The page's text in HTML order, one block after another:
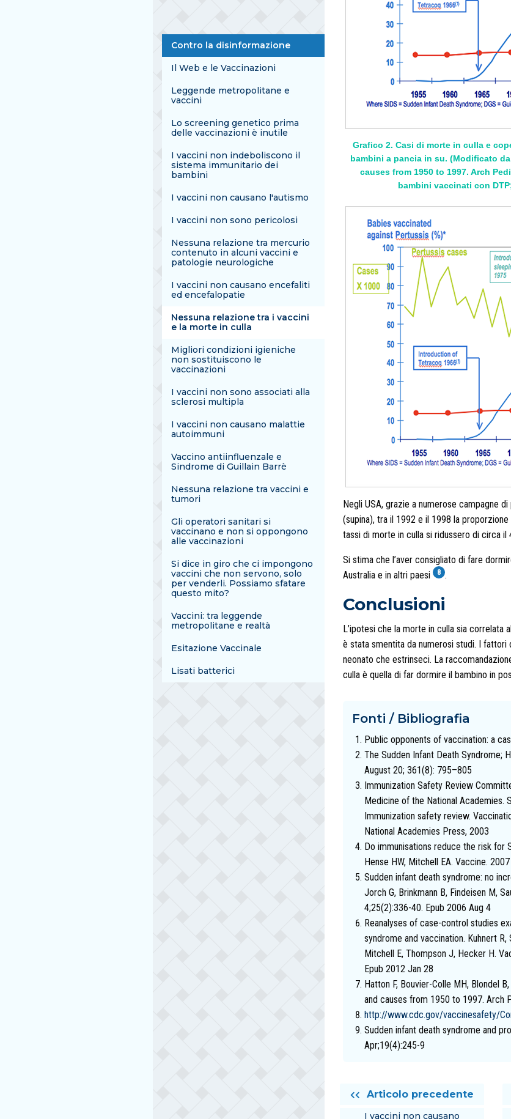
Grafico 2. Casi di morte in culla e
bambini a pancia in su. (Modificato
causes from 1950 to 1997. Arch
bambini vaccinati con
Negli USA, grazie a numerose campagne
(supina), tra il 1992 e il 1998 la
tassi di morte in culla si ridussero di circa il
Si stima che l’aver consigliato di fare
Australia e in altri paesi
8 .
Conclusioni
L’ipotesi che la morte in culla sia
è stata smentita da numerosi studi. I fattori
neonato che estrinseci. La
culla è quella di far dormire il bambino in
Fonti / Bibliografia
Public opponents of vaccination: a
The Sudden Infant Death Syndrome;
August 20; 361(8): 795–805
Immunization Safety Review
Medicine of the National Academies.
Immunization safety review.
National Academies Press, 2003
Do immunisations reduce the risk for
Hense HW, Mitchell EA. Vaccine.
Sudden infant death syndrome: no
Jorch G, Brinkmann B, Findeisen M,
4;25(2):336-40. Epub 2006 Aug 4
Reanalyses of case-control studies
syndrome and vaccination. Kuhnert
Mitchell E, Thompson J, Hecker H.
Epub 2012 Jan 28
Hatton F, Bouvier-Colle MH, Blondel
and causes from 1950 to 1997. Arch
http://www.cdc.gov/vaccinesafety/
Sudden infant death syndrome and
Apr;19(4):245-9
Articolo precedente
I vaccini non causano
Contro la disinformazione
Il Web e le Vaccinazioni
Leggende metropolitane e
vaccini
Lo screening genetico prima
delle vaccinazioni è inutile
I vaccini non indeboliscono il
sistema immunitario dei
bambini
I vaccini non causano l'autismo
I vaccini non sono pericolosi
Nessuna relazione tra mercurio
contenuto in alcuni vaccini e
patologie neurologiche
I vaccini non causano encefaliti
ed encefalopatie
Nessuna relazione tra i vaccini
e la morte in culla
Migliori condizioni igieniche
non sostituiscono le
vaccinazioni
I vaccini non sono associati alla
sclerosi multipla
I vaccini non causano malattie
autoimmuni
Vaccino antiinfluenzale e
Sindrome di Guillain Barrè
Nessuna relazione tra vaccini e
tumori
Gli operatori sanitari si
vaccinano e non si oppongono
alle vaccinazioni
Si dice in giro che ci impongono
vaccini che non servono, solo
per venderli. Possiamo sfatare
questo mito?
Vaccini: tra leggende
metropolitane e realtà
Esitazione Vaccinale
Lisati batterici